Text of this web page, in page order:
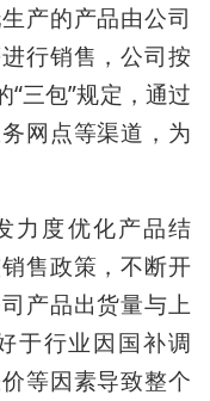
产的产品由公司
行销售，公司按
三包”规定，通过
网点等渠道，为
力度优化产品结
售政策，不断开
产品出货量与上
于行业因国补调
等因素导致整个